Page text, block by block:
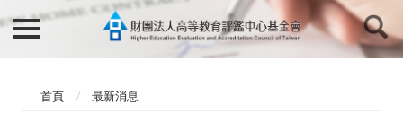
首頁 最新消息